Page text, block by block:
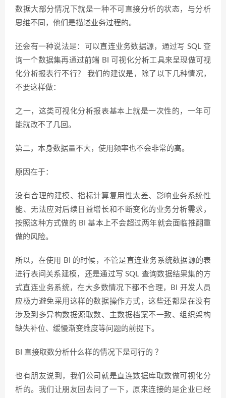
数据大部分情况下就是一种不可直接分析的状态，与分析
思维不同，他们是描述业务过程的。
还会有一种说法是：可以直连业务数据源，通过写 SQL 查
询一个数据集再通过前端 BI 可视化分析工具来呈现做可视
化分析报表行不行？ 我们的建议是，除了以下几种情况，
不要这样做：
之一，这类可视化分析报表基本上就是一次性的，一年可
能就改不了几回。
第二，本身数据量不大，使用频率也不会非常的高。
原因在于：
没有合理的建模、指标计算复用性太差、影响业务系统性
能、无法应对后续日益增长和不断变化的业务分析需求，
按照这种方式做的 BI 基本上不会超过两年就会面临推翻重
做的风险。
所以，在使用 BI 的时候，不管是直连业务系统数据源的表
进行表间关系建模，还是通过写 SQL 查询数据结果集的方
式直连业务系统，在大多数情况下都不合理，BI 开发人员
应极力避免采用这样的数据操作方式，这些还都是在没有
涉及到多异构数据源取数、主数据档案不一致、组织架构
缺失补位、缓慢渐变维度等问题的前提下。
BI 直接取数分析什么样的情况下是可行的 ？
也有朋友说到，我们公司就是直连数据库取数做可视化分
析的。我们让朋友回去问了一下，原来连接的是企业已经